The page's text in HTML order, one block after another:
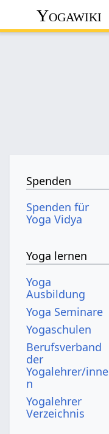
Yogawiki
Spenden
Spenden für
Yoga Vidya
Yoga lernen
Yoga
Ausbildung
Yoga Seminare
Yogaschulen
Berufsverband
der
Yogalehrer/inne
n
Yogalehrer
Verzeichnis